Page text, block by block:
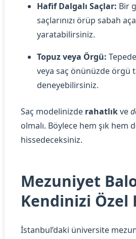
Hafif Dalgalı Saçlar: Bir
saçlarınızı örüp sabah
yaratabilirsiniz.
Topuz veya Örgü:
veya saç önünüzde örgü
deneyebilirsiniz.
Saç modelinizde rahatlıkve
olmalı. Böylece hem şık hem
hissedeceksiniz.
Mezuniyet
Kendinizi Özel
İstanbul’daki üniversite